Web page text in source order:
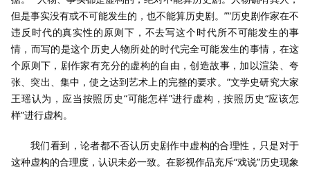
但是事实没有或不可能发生的，也不能算历史剧。”“历史剧作家在不
违反时代的真实性的原则下，不去写这个时代所不可能发生的事
情，而写的是这个历史人物所处的时代完全可能发生的事情，在这
个原则下，剧作家有充分的虚构的自由，创造故事，加以渲染、夸
张、突出、集中，使之达到艺术上的完整的要求。”文学史研究大家
王瑶认为，应当按照历史“可能怎样”进行虚构，按照历史“应该怎
样”进行虚构。
我们看到，论者都不否认历史剧作中虚构的合理性，只是对于
这种虚构的合理度，认识未必一致。在影视作品充斥“戏说”历史现象